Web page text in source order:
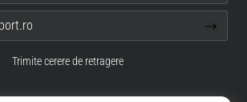
Trimite cerere de retragere